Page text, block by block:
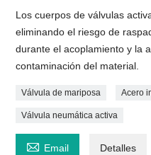
Los cuerpos de válvulas
eliminando el riesgo de
durante el acoplamiento y la
contaminación del material.
Válvula de mariposa Acero
Válvula neumática activa
 Email Detalles